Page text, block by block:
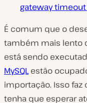
gateway
É comum que o
também mais lento
está sendo
MySQLestão
importação. Isso
tenha que esperar